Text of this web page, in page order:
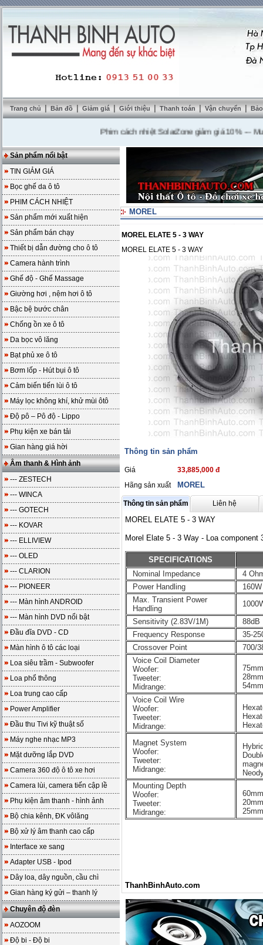
Trang chủ | Bản đồ | Giảm giá | Giới thiệu | Thanh toán | Vận chuyển |
Phim cách nhiệt SolarZone giảm giá 10%---Mua
Sản phẩm nổi bật
TIN GIẢM GIÁ
Bọc ghế da ô tô
PHIM CÁCH NHIỆT
Sản phẩm mới xuất hiện
Sản phẩm bán chạy
Thiết bị dẫn đường cho ô tô
Camera hành trình
Ghế độ - Ghế Massage
Giường hơi , nệm hơi ô tô
Bậc bệ bước chân
Chống ồn xe ô tô
Da bọc vô lăng
Bạt phủ xe ô tô
Bơm lốp - Hút bụi ô tô
Cảm biến tiến lùi ô tô
Máy lọc không khí, khử mùi ôtô
Độ pô – Pô độ - Lippo
Phụ kiện xe bán tải
Gian hàng giá hời
Âm thanh & Hình ảnh
--- ZESTECH
--- WINCA
--- GOTECH
--- KOVAR
--- ELLIVIEW
--- OLED
--- CLARION
--- PIONEER
--- Màn hình ANDROID
--- Màn hình DVD nổi bật
Đầu đĩa DVD - CD
Màn hình ô tô các loại
Loa siêu trầm - Subwoofer
Loa phổ thông
Loa trung cao cấp
Power Amplifier
Đầu thu Tivi kỹ thuật số
Máy nghe nhạc MP3
Mặt dưỡng lắp DVD
Camera 360 độ ô tô xe hơi
Camera lùi, camera tiến cập lề
Phụ kiện âm thanh - hình ảnh
Bộ chia kênh, ĐK vôlăng
Bộ xử lý âm thanh cao cấp
Interface xe sang
Adapter USB - Ipod
Dây loa, dây nguồn, cầu chì
Gian hàng ký gửi – thanh lý
Chuyên độ đèn
AOZOOM
Độ bi - Độ bi
MOREL
MOREL ELATE 5 - 3 WAY
MOREL ELATE 5 - 3 WAY
Thông tin sản phẩm
Giá
33,885,000 đ
Hãng sản xuất
MOREL
Thông tin sản phẩm Liên hệ
MOREL ELATE 5 - 3 WAY
Morel Elate 5 - 3 Way - Loa
SPECIFICATIONS
Nominal Impedance
4
Power Handling
160W
Max. Transient Power
Handling
Sensitivity (2.83V/1M)
88dB
Frequency Response
35-
Crossover Point
700/
Voice Coil Diameter
Woofer:
Tweeter:
Midrange:
Voice Coil Wire
Woofer:
Tweeter:
Midrange:
Magnet System
Woofer:
Tweeter:
Midrange:
Mounting Depth
Woofer:
Tweeter:
Midrange:
ThanhBinhAuto.com